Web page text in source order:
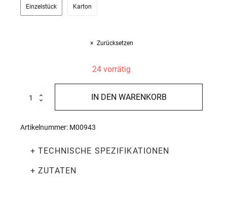
Einzelstück Karton
Zurücksetzen
24 vorrätig
Cuvée
750ml
IN DEN WARENKORB
Artikelnummer: M00943
+ TECHNISCHE SPEZIFIKATIONEN
+ ZUTATEN